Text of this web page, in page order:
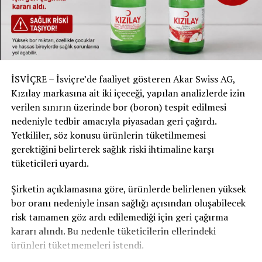
Yapılan bilgilendirmeye göre, bu 18 kişiden 17’si
kendilerine gönderilen masraf faturasını kabul etti.
Sadece bir kişi bu kararı yasal yollara başvurarak şikâyet
etti. Belediye, bu uygulamanın orantılılık ilkesine uygun
olduğunu, çünkü polis maliyetlerinin toplamda 100.000
ila 200.000 Frank arasında değiştiğini belirtti.
Olayların üzerinden yıllar geçmiş olsa da, Bern yetkilileri
hukuki süreci titizlikle yürütmeye devam ediyor. Bu karar,
gelecekte benzer olaylarda kamu kaynaklarının zarar
görmesini önleme adına önemli bir adım olarak
değerlendiriliyor.
RELATED TOPICS:
UP NEXT
HİNWİL ZH’DE TECAVÜZCÜYE 13 YIL HAPİS
ROLEX, ZÜRİH’İN EN PRESTİJLİ CADDELERİNDEN BİRİNDE
İSVİÇRE – İsviçre’de faaliyet gösteren Akar Swiss AG,
Kızılay markasına ait iki içeceği, yapılan analizlerde izin
verilen sınırın üzerinde bor (boron) tespit edilmesi
nedeniyle tedbir amacıyla piyasadan geri çağırdı.
Yetkililer, söz konusu ürünlerin tüketilmemesi
gerektiğini belirterek sağlık riski ihtimaline karşı
tüketicileri uyardı.
Şirketin açıklamasına göre, ürünlerde belirlenen yüksek
bor oranı nedeniyle insan sağlığı açısından oluşabilecek
risk tamamen göz ardı edilemediği için geri çağırma
kararı alındı. Bu nedenle tüketicilerin ellerindeki
ürünleri tüketmemeleri istendi.